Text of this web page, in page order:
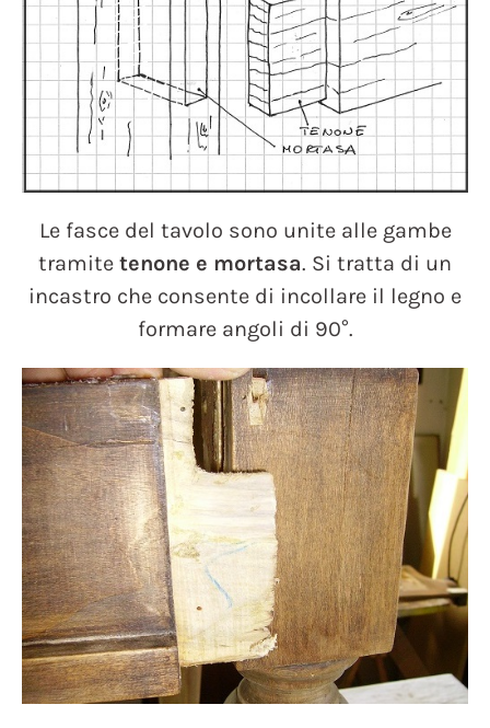
Le fasce del tavolo sono unite alle gambe
tramite tenone e mortasa. Si tratta di un
incastro che consente di incollare il legno e
formare angoli di 90°.